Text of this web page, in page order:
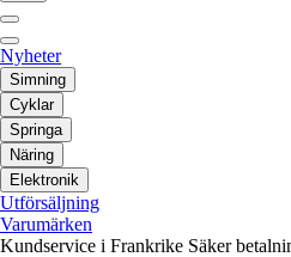
Nyheter
Simning
Cyklar
Springa
Näring
Elektronik
Utförsäljning
Varumärken
Kundservice i Frankrike Säker